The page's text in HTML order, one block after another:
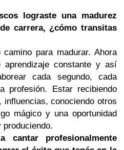
lograste una madurez
carrera, ¿cómo transitas
para madurar. Ahora
constante y así
cada segundo, cada
profesión. Estar recibiendo
conociendo otros
mágico y una oportunidad
produciendo.
cantar profesionalmente